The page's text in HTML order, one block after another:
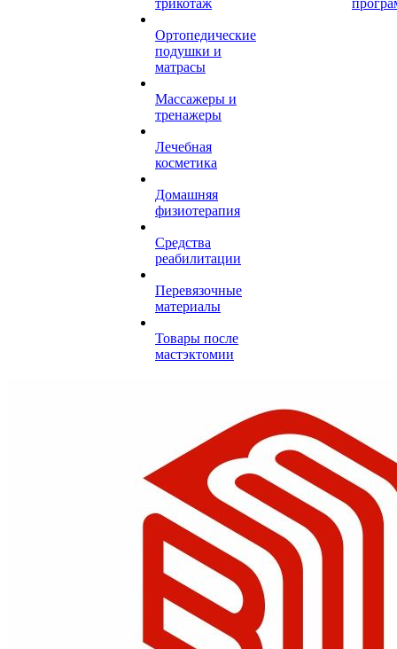
трикотаж
Ортопедические
подушки и
матрасы
Массажеры и
тренажеры
Лечебная
косметика
Домашняя
физиотерапия
Средства
реабилитации
Перевязочные
материалы
Товары после
мастэктомии